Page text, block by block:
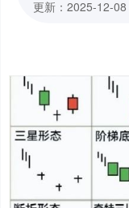
更新：2025-12-08